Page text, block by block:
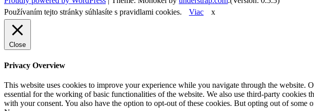
Používaním tejto stránky súhlasíte s pravidlami cookies.
Viac x
Close
Privacy Overview
This website uses cookies to improve your experience while you navigate through the website.
essential for the working of basic functionalities of the website. We also use third-party
with your consent. You also have the option to opt-out of these cookies. But opting out of some